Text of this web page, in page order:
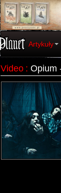
Artykuły
Video : Opium